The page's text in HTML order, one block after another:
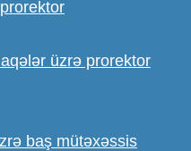
üzrə prorektor
baş mütəxəssis